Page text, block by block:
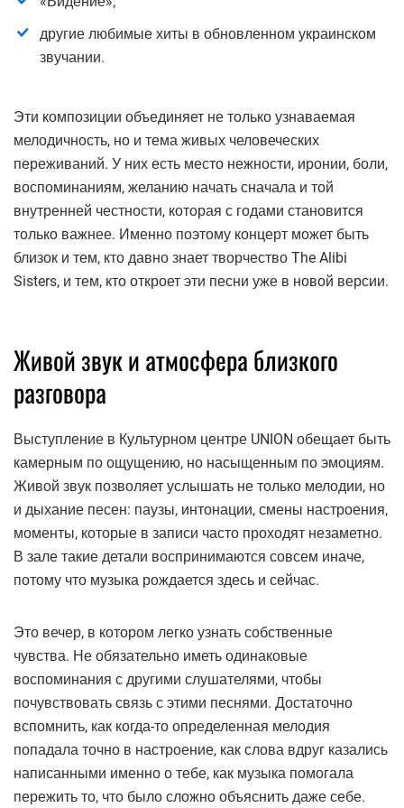
другие любимые хиты в обновленном украинском
звучании.
Эти композиции объединяет не только узнаваемая
мелодичность, но и тема живых человеческих
переживаний. У них есть место нежности, иронии, боли,
воспоминаниям, желанию начать сначала и той
внутренней честности, которая с годами становится
только важнее. Именно поэтому концерт может быть
близок и тем, кто давно знает творчество The Alibi
Sisters, и тем, кто откроет эти песни уже в новой версии.
Живой звук и атмосфера близкого
разговора
Выступление в Культурном центре UNION обещает быть
камерным по ощущению, но насыщенным по эмоциям.
Живой звук позволяет услышать не только мелодии, но
и дыхание песен: паузы, интонации, смены настроения,
моменты, которые в записи часто проходят незаметно.
В зале такие детали воспринимаются совсем иначе,
потому что музыка рождается здесь и сейчас.
Это вечер, в котором легко узнать собственные
чувства. Не обязательно иметь одинаковые
воспоминания с другими слушателями, чтобы
почувствовать связь с этими песнями. Достаточно
вспомнить, как когда-то определенная мелодия
попадала точно в настроение, как слова вдруг казались
написанными именно о тебе, как музыка помогала
пережить то, что было сложно объяснить даже себе.